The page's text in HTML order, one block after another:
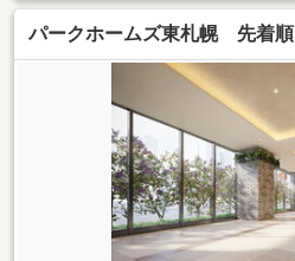
パークホームズ東札幌 先着順